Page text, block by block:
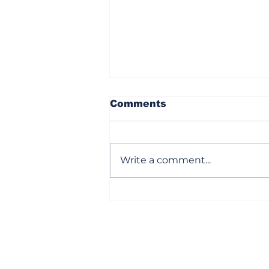
Comments
Write a comment...